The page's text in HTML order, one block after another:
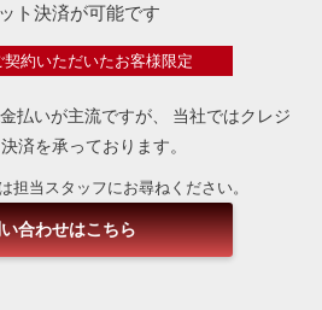
ト決済が可能です
契約いただいたお客様限定
払いが主流ですが、
当社ではクレジ
済を承っております。
担当スタッフにお尋ねください。
合わせはこちら